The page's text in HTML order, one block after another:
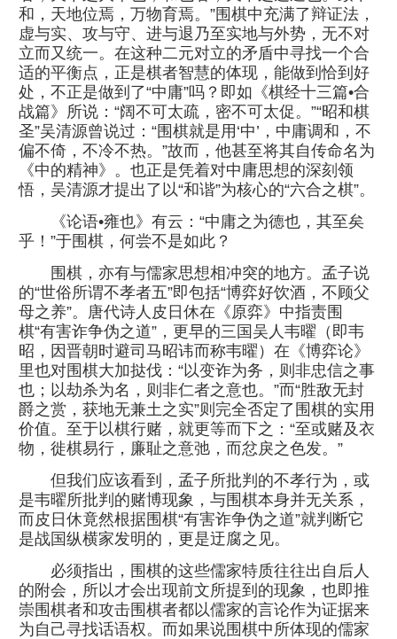
和，天地位焉，万物育焉。”围棋中充满了辩证法，
虚与实、攻与守、进与退乃至实地与外势，无不对
立而又统一。在这种二元对立的矛盾中寻找一个合
适的平衡点，正是棋者智慧的体现，能做到恰到好
处，不正是做到了“中庸”吗？即如《棋经十三篇•合
战篇》所说：“阔不可太疏，密不可太促。”“昭和棋
圣”吴清源曾说过：“围棋就是用‘中’，中庸调和，不
偏不倚，不冷不热。”故而，他甚至将其自传命名为
《中的精神》。也正是凭着对中庸思想的深刻领
悟，吴清源才提出了以“和谐”为核心的“六合之棋”。
《论语•雍也》有云：“中庸之为德也，其至矣
乎！”于围棋，何尝不是如此？
围棋，亦有与儒家思想相冲突的地方。孟子说
的“世俗所谓不孝者五”即包括“博弈好饮酒，不顾父
母之养”。唐代诗人皮日休在《原弈》中指责围
棋“有害诈争伪之道”，更早的三国吴人韦曜（即韦
昭，因晋朝时避司马昭讳而称韦曜）在《博弈论》
里也对围棋大加挞伐：“以变诈为务，则非忠信之事
也；以劫杀为名，则非仁者之意也。”而“胜敌无封
爵之赏，获地无兼土之实”则完全否定了围棋的实用
价值。至于以棋行赌，就更等而下之：“至或赌及衣
物，徙棋易行，廉耻之意弛，而忿戾之色发。”
但我们应该看到，孟子所批判的不孝行为，或
是韦曜所批判的赌博现象，与围棋本身并无关系，
而皮日休竟然根据围棋“有害诈争伪之道”就判断它
是战国纵横家发明的，更是迂腐之见。
必须指出，围棋的这些儒家特质往往出自后人
的附会，所以才会出现前文所提到的现象，也即推
崇围棋者和攻击围棋者都以儒家的言论作为证据来
为自己寻找话语权。而如果说围棋中所体现的儒家